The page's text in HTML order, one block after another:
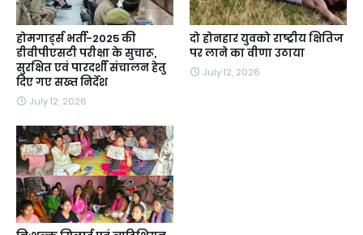
होमगार्ड्स भर्ती-2025 की
डीवीपीएसटी परीक्षा के सुचारू,
सुरक्षित एवं पारदर्शी संचालन हेतु
दिए गए सख्त निर्देश
July 12, 2026
दो होनहार युवको राष्ट्रीय क्षितिज
पर लाने का वीणा उठाया
July 12, 2026